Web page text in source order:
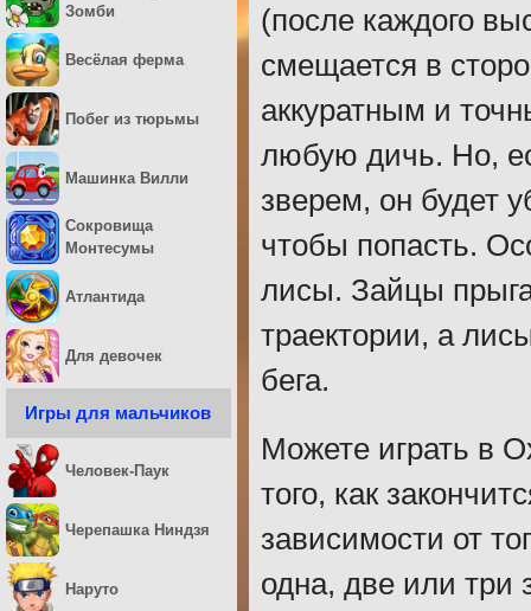
(после каждого
смещается в
аккуратным и
любую дичь. Но,
зверем, он будет
чтобы попасть.
лисы. Зайцы
траектории, а
бега.
Можете играть в
того, как
зависимости от
одна, две или три
Зомби
Весёлая ферма
Побег из тюрьмы
Машинка Вилли
Сокровища
Монтесумы
Атлантида
Для девочек
Игры для мальчиков
Человек-Паук
Черепашка Ниндзя
Наруто